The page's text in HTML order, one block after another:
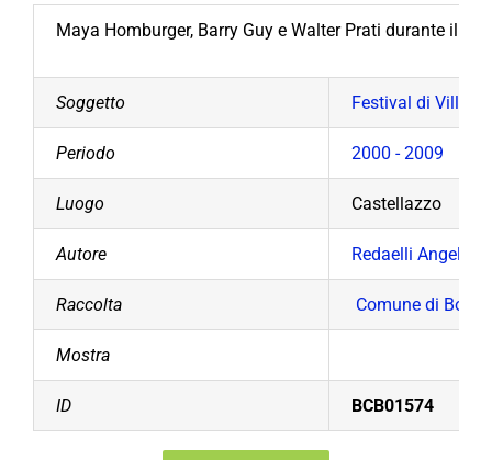
Maya Homburger, Barry Guy e Walter Prati durante il
Soggetto Festival di Villa
Periodo 2000 - 2009
Luogo Castellazzo
Autore Redaelli Angelo
Raccolta Comune di
Mostra
ID BCB01574